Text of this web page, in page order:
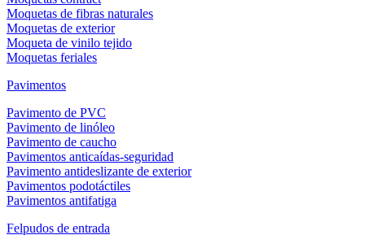
Moquetas de fibras naturales
Moquetas de exterior
Moqueta de vinilo tejido
Moquetas feriales
Pavimentos
Pavimento de PVC
Pavimento de linóleo
Pavimento de caucho
Pavimentos anticaídas-seguridad
Pavimento antideslizante de exterior
Pavimentos podotáctiles
Pavimentos antifatiga
Felpudos de entrada